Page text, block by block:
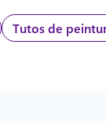
Tutos de